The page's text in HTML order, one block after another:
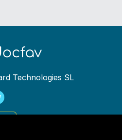
Technologies SL